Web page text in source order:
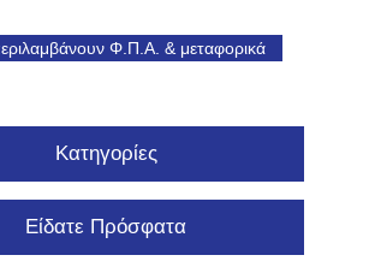
Φ.Π.Α. & μεταφορικά
Κατηγορίες
Είδατε Πρόσφατα